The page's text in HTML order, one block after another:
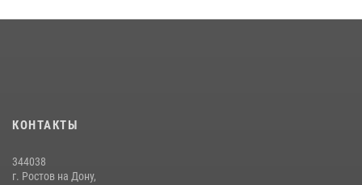
КОНТАКТЫ
344038
г. Ростов на Дону,